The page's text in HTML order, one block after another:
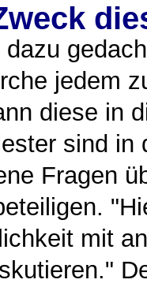
jedem
diese in
sind in
Fragen
mit